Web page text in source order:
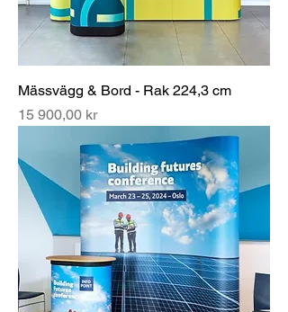
Mässvägg & Bord - Rak 224,3 cm
Pris
15 900,00 kr